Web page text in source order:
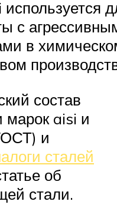
с
в
состав
aisi и
и
сталей
об
стали.